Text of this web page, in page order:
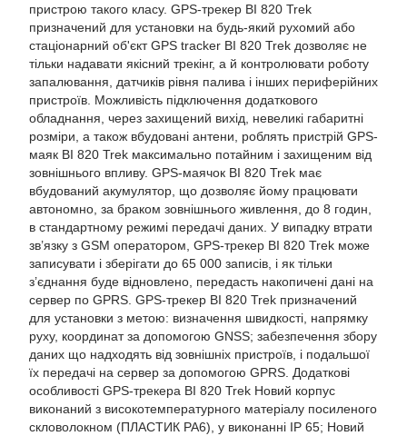
пристрою такого класу. GPS-трекер BI 820 Trek
призначений для установки на будь-який рухомий або
стаціонарний об'єкт GPS tracker BI 820 Trek дозволяє не
тільки надавати якісний трекінг, а й контролювати роботу
запалювання, датчиків рівня палива і інших периферійних
пристроїв. Можливість підключення додаткового
обладнання, через захищений вихід, невеликі габаритні
розміри, а також вбудовані антени, роблять пристрій GPS-
маяк BI 820 Trek максимально потайним і захищеним від
зовнішнього впливу. GPS-маячок BI 820 Trek має
вбудований акумулятор, що дозволяє йому працювати
автономно, за браком зовнішнього живлення, до 8 годин,
в стандартному режимі передачі даних. У випадку втрати
зв’язку з GSM оператором, GPS-трекер BI 820 Trek може
записувати і зберігати до 65 000 записів, і як тільки
з’єднання буде відновлено, передасть накопичені дані на
сервер по GPRS. GPS-трекер BI 820 Trek призначений
для установки з метою: визначення швидкості, напрямку
руху, координат за допомогою GNSS; забезпечення збору
даних що надходять від зовнішніх пристроїв, і подальшої
їх передачі на сервер за допомогою GPRS. Додаткові
особливості GPS-трекера BI 820 Trek Новий корпус
виконаний з високотемпературного матеріалу посиленого
скловолокном (ПЛАСТИК РА6), у виконанні IP 65; Новий